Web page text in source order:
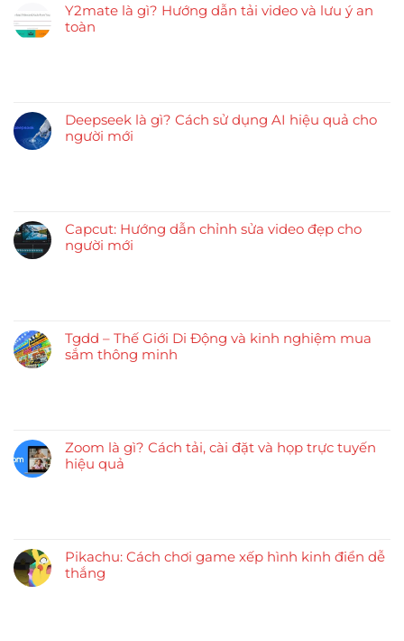
Y2mate là gì? Hướng dẫn tải video và lưu ý an
toàn
Deepseek là gì? Cách sử dụng AI hiệu quả cho
người mới
Capcut: Hướng dẫn chỉnh sửa video đẹp cho
người mới
Tgdd – Thế Giới Di Động và kinh nghiệm mua
sắm thông minh
Zoom là gì? Cách tải, cài đặt và họp trực tuyến
hiệu quả
Pikachu: Cách chơi game xếp hình kinh điển dễ
thắng